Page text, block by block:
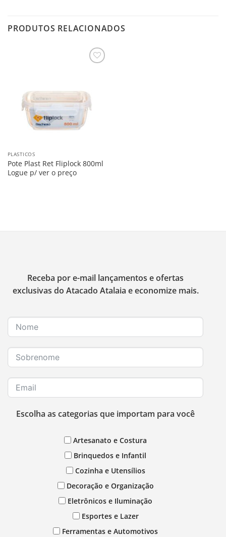
PRODUTOS RELACIONADOS
PLASTICOS
Pote Plast Ret Fliplock 800ml
Logue p/ ver o preço
Receba por e-mail lançamentos e ofertas
exclusivas do Atacado Atalaia e economize mais.
Escolha as categorias que importam para você
Artesanato e Costura
Brinquedos e Infantil
Cozinha e Utensílios
Decoração e Organização
Eletrônicos e Iluminação
Esportes e Lazer
Ferramentas e Automotivos